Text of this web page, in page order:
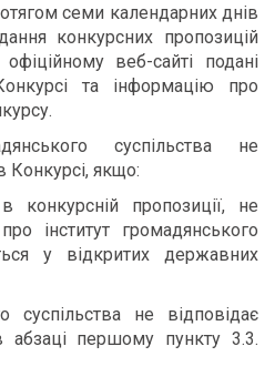
семи календарних днів
конкурсних пропозицій
веб-сайті подані
та інформацію про
суспільства не
Конкурсі, якщо:
конкурсній пропозиції, не
інститут громадянського
у відкритих державних
суспільства не відповідає
першому пункту 3.3.